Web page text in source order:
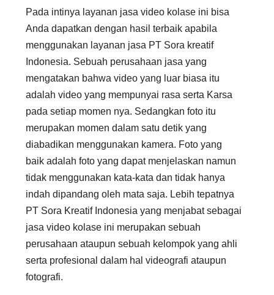
Pada intinya layanan jasa video kolase ini bisa
Anda dapatkan dengan hasil terbaik apabila
menggunakan layanan jasa PT Sora kreatif
Indonesia. Sebuah perusahaan jasa yang
mengatakan bahwa video yang luar biasa itu
adalah video yang mempunyai rasa serta Karsa
pada setiap momen nya. Sedangkan foto itu
merupakan momen dalam satu detik yang
diabadikan menggunakan kamera. Foto yang
baik adalah foto yang dapat menjelaskan namun
tidak menggunakan kata-kata dan tidak hanya
indah dipandang oleh mata saja. Lebih tepatnya
PT Sora Kreatif Indonesia yang menjabat sebagai
jasa video kolase ini merupakan sebuah
perusahaan ataupun sebuah kelompok yang ahli
serta profesional dalam hal videografi ataupun
fotografi.